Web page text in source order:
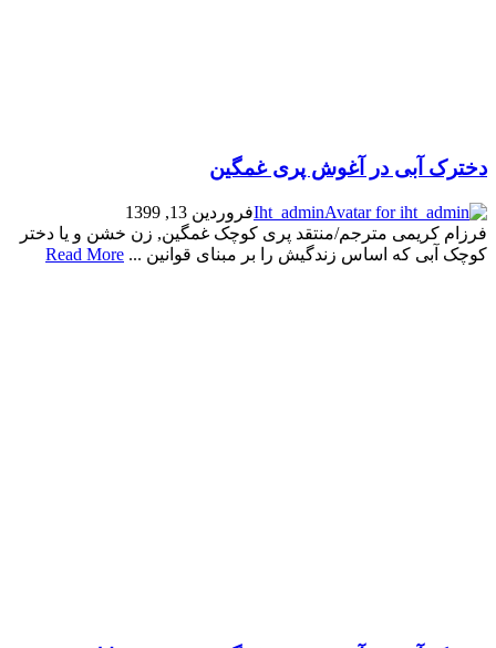
دخترک آبی در آغوش پری غمگین
Iht_adminفروردین 13, 1399
فرزام کریمی مترجم/منتقد پری کوچک غمگین, زن خشن و یا دختر
کوچک آبی که اساس زندگیش را بر مبنای قوانین ... Read More